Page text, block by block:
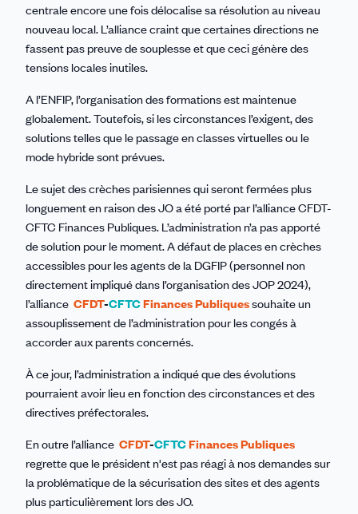
centrale encore une fois délocalise sa résolution au niveau
nouveau local. L’alliance craint que certaines directions ne
fassent pas preuve de souplesse et que ceci génère des
tensions locales inutiles.
A l’ENFIP, l’organisation des formations est maintenue
globalement. Toutefois, si les circonstances l’exigent, des
solutions telles que le passage en classes virtuelles ou le
mode hybride sont prévues.
Le sujet des crèches parisiennes qui seront fermées plus
longuement en raison des JO a été porté par l’alliance CFDT-
CFTC Finances Publiques. L’administration n’a pas apporté
de solution pour le moment. A défaut de places en crèches
accessibles pour les agents de la DGFIP (personnel non
directement impliqué dans l’organisation des JOP 2024),
l’alliance CFDT-CFTCFinances Publiquessouhaite un
assouplissement de l’administration pour les congés à
accorder aux parents concernés.
À ce jour, l’administration a indiqué que des évolutions
pourraient avoir lieu en fonction des circonstances et des
directives préfectorales.
En outre l’alliance CFDT-CFTCFinances Publiques
regrette que le président n'est pas réagi à nos demandes sur
la problématique de la sécurisation des sites et des agents
plus particulièrement lors des JO.